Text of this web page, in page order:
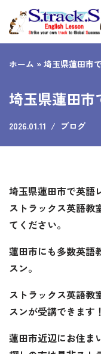
コ
テ
ツ
プ
ホーム » 埼玉県蓮田市
埼玉県蓮田市
2026.01.11 ブログ
埼玉県蓮田市で英語
ストラックス英語教
てください。
蓮田市にも多数英語
スン。
ストラックス英語教
スンが受講できます
蓮田市近辺にお住ま